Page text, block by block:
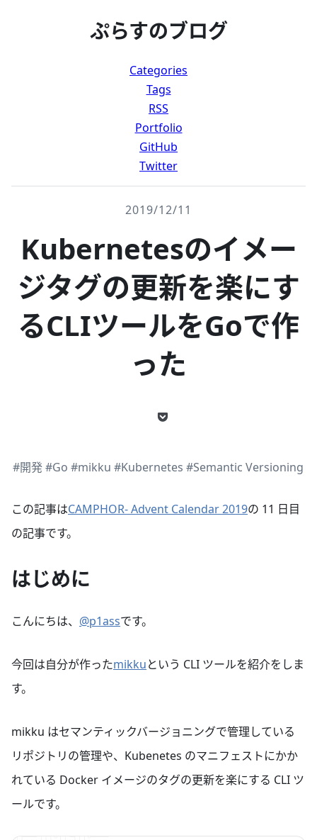
ぷらすのブログ
Categories
Tags
RSS
Portfolio
GitHub
Twitter
2019/12/11
Kubernetesのイメー
ジタグの更新を楽にす
るCLIツールをGoで作
った
#開発#Go #mikku #Kubernetes #Semantic Versioning
この記事はCAMPHOR- Advent Calendar 2019の 11 日目
の記事です。
はじめに
こんにちは、 @p1assです。
今回は自分が作ったmikkuという CLI ツールを紹介をしま
す。
mikku はセマンティックバージョニングで管理している
リポジトリの管理や、Kubenetes のマニフェストにかか
れている Docker イメージのタグの更新を楽にする CLI ツ
ールです。